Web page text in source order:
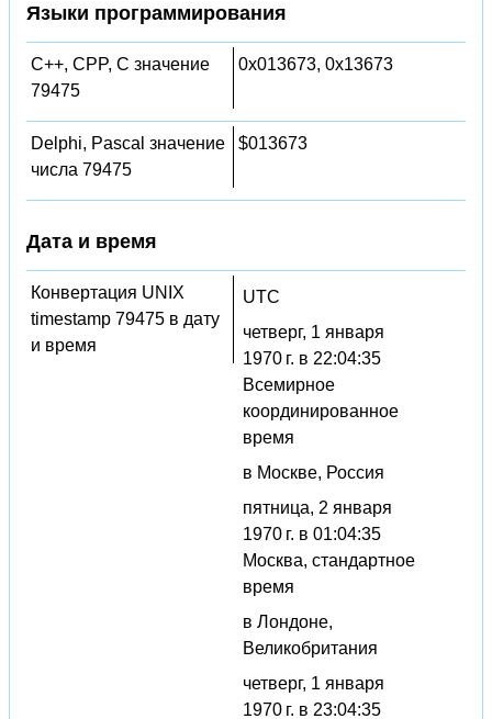
Языки программирования
C++, CPP, C значение
79475
0x013673, 0x13673
Delphi, Pascal значение
числа 79475
$013673
Дата и время
Конвертация UNIX
timestamp 79475 в дату
и время
UTC
четверг, 1 января
1970 г. в 22:04:35
Всемирное
координированное
время
в Москве, Россия
пятница, 2 января
1970 г. в 01:04:35
Москва, стандартное
время
в Лондоне,
Великобритания
четверг, 1 января
1970 г. в 23:04:35